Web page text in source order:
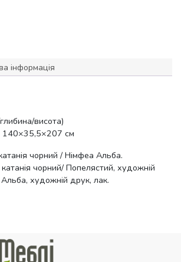
інформація
висота)
140×35,5×207 см
чорний / Німфеа Альба.
чорний/ Попелястий, художній
художній друк, лак.